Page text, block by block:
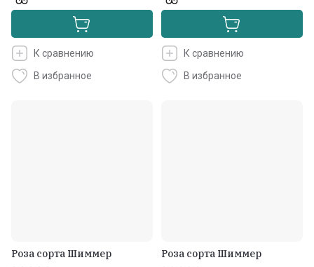
К сравнению
В избранное
К сравнению
В избранное
Роза сорта Шиммер Роза сорта Шиммер